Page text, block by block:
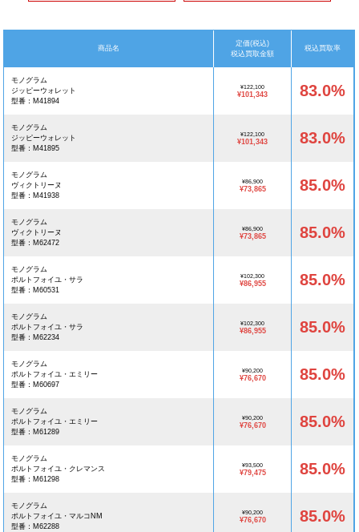
商品名
定価(税込)
税込買取金額
税込買取率
モノグラム
ジッピーウォレット
型番：M41894
¥122,100
¥101,343 83.0%
モノグラム
ジッピーウォレット
型番：M41895
¥122,100
¥101,343 83.0%
モノグラム
ヴィクトリーヌ
型番：M41938
¥86,900
¥73,865 85.0%
モノグラム
ヴィクトリーヌ
型番：M62472
¥86,900
¥73,865 85.0%
モノグラム
ポルトフォイユ・サラ
型番：M60531
¥102,300
¥86,955 85.0%
モノグラム
ポルトフォイユ・サラ
型番：M62234
¥102,300
¥86,955 85.0%
モノグラム
ポルトフォイユ・エミリー
型番：M60697
¥90,200
¥76,670 85.0%
モノグラム
ポルトフォイユ・エミリー
型番：M61289
¥90,200
¥76,670 85.0%
モノグラム
ポルトフォイユ・クレマンス
型番：M61298
¥93,500
¥79,475 85.0%
モノグラム
ポルトフォイユ・マルコNM
型番：M62288
¥90,200
¥76,670 85.0%